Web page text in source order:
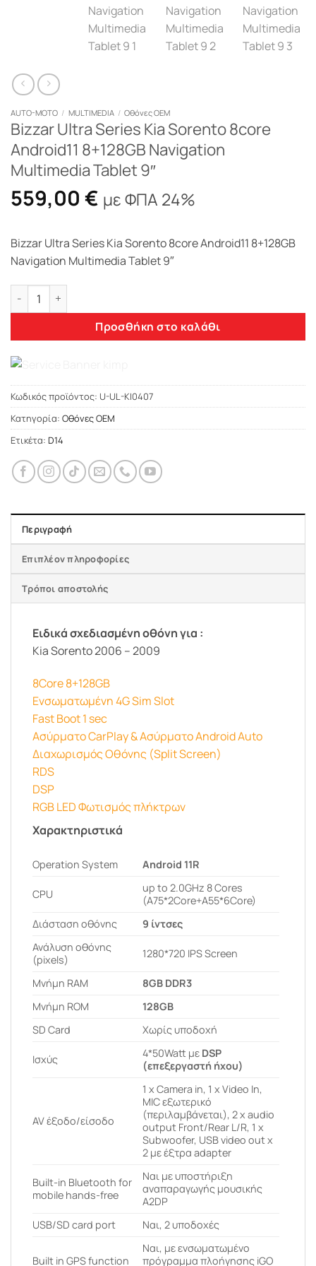
AUTO-MOTO / MULTIMEDIA / Οθόνες OEM
Bizzar Ultra Series Kia Sorento 8core
Android11 8+128GB Navigation
Multimedia Tablet 9″
559,00 € με ΦΠΑ 24%
Bizzar Ultra Series Kia Sorento 8core Android11 8+128GB
Navigation Multimedia Tablet 9″
Bizzar Ultra Series Kia Sorento 8core Android11 8+128GB
Προσθήκη στο καλάθι
Κωδικός προϊόντος: U-UL-KI0407
Κατηγορία: Οθόνες OEM
Ετικέτα: D14
Περιγραφή
Επιπλέον πληροφορίες
Τρόποι αποστολής
Ειδικά σχεδιασμένη οθόνη για :
Kia Sorento 2006 – 2009
8Core 8+128GB
Ενσωματωμένη 4G Sim Slot
Fast Boot 1 sec
Ασύρματο CarPlay & Ασύρματο Android Auto
Διαχωρισμός Οθόνης (Split Screen)
RDS
DSP
RGB LED Φωτισμός πλήκτρων
Χαρακτηριστικά
Operation System Android 11R
CPU
up to 2.0GHz 8 Cores
(A75*2Core+A55*6Core)
Διάσταση οθόνης
9 ίντσες
Ανάλυση οθόνης
(pixels)
1280*720 IPS Screen
Μνήμη RAM
8GB DDR3
Μνήμη ROM
128GB
SD Card
Χωρίς υποδοχή
Ισχύς 4*50Watt με DSP
(επεξεργαστή ήχου)
AV έξοδο/είσοδο
1 x Camera in, 1 x Video In,
MIC εξωτερικό
(περιλαμβάνεται), 2 x audio
output Front/Rear L/R, 1 x
Subwoofer, USB video out x
2 με έξτρα adapter
Built-in Bluetooth for
mobile hands-free
Ναι με υποστήριξη
αναπαραγωγής μουσικής
A2DP
USB/SD card port
Ναι, 2 υποδοχές
Built in GPS function
Ναι, με ενσωματωμένο
πρόγραμμα πλοήγησης iGO